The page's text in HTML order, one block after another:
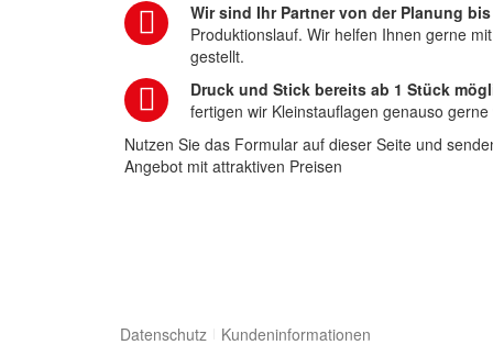
Wir sind Ihr Partner von der Planung
Produktionslauf. Wir helfen Ihnen gerne
gestellt.
Druck und Stick bereits ab 1 Stück
fertigen wir Kleinstauflagen genauso
Nutzen Sie das Formular auf dieser Seite und
Angebot mit attraktiven Preisen
Datenschutz Kundeninformationen